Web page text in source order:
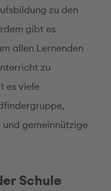
zu den
gibt es
allen Lernenden
zu
es viele
gemeinnützige
Schule